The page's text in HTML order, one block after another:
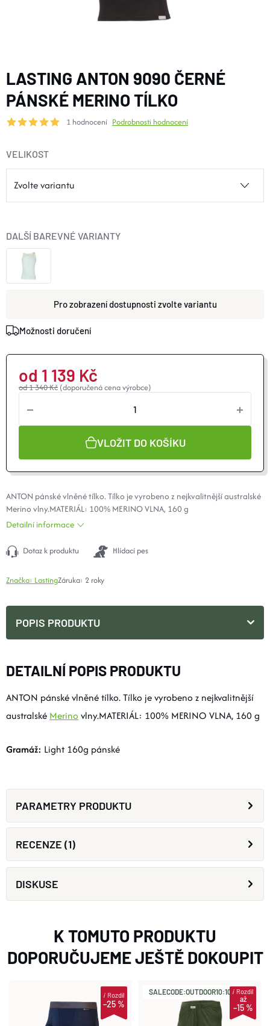
VYBAVENÍ
CYKLISTIKA
Doprava a platba
Reklamace
O nás
LASTING ANTON 9090 ČERNÉ
PÁNSKÉ MERINO TÍLKO
1 hodnocení Podrobnosti hodnocení
VELIKOST
zvolte variantu
DALŠÍ BAREVNÉ VARIANTY
Možnosti doručení
od 1 340 Kč (doporučená cena výrobce)
od 1 139 Kč
VLOŽIT DO KOŠÍKU
ANTON pánské vlněné tílko. Tílko je vyrobeno z nejkvalitnější australské
Merino vlny.MATERIÁL: 100% MERINO VLNA, 160 g
Detailní informace
Dotaz k produktu Hlídací pes
Značka: LastingZáruka: 2 roky
POPIS PRODUKTU
DETAILNÍ POPIS PRODUKTU
ANTON pánské vlněné tílko. Tílko je vyrobeno z nejkvalitnější
australské Merino vlny.MATERIÁL: 100% MERINO VLNA, 160 g
Gramáž: Light 160g pánské
PARAMETRY PRODUKTU
RECENZE (1)
DISKUSE
K TOMUTO PRODUKTU
DOPORUČUJEME JEŠTĚ DOKOUPIT
–25 %
iRozdíl
SALECODE:OUTDOOR10:10:%
až
–15 %
iRozdíl